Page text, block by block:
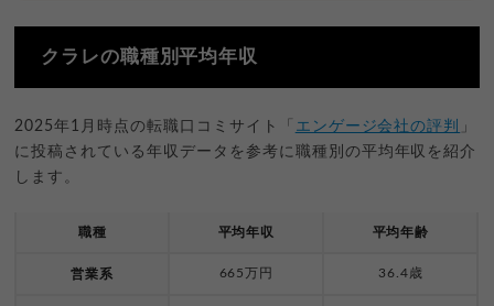
クラレの職種別平均年収
2025年1月時点の転職口コミサイト「 エンゲージ会社の評判
」
に投稿されている年収データを参考に職種別の平均年収を紹介
します。
職種 平均年収 平均年齢
営業系 665万円 36.4歳